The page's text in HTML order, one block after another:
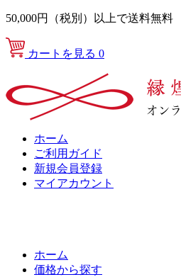
50,000円（税別）以上で送料無料
カートを見る 0
ホーム
ご利用ガイド
新規会員登録
マイアカウント
ホーム
価格から探す